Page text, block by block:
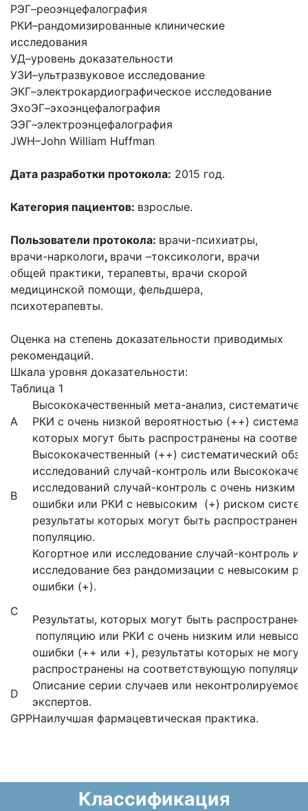
РЭГ–реоэнцефалография
РКИ–рандомизированные клинические
исследования
УД–уровень доказательности
УЗИ–ультразвуковое исследование
ЭКГ–электрокардиографическое исследование
ЭхоЭГ–эхоэнцефалография
ЭЭГ–электроэнцефалография
JWH–John William Huffman
Дата разработки протокола: 2015 год.
Категория пациентов: взрослые.
Пользователи протокола: врачи-психиатры,
врачи-наркологи, врачи –токсикологи, врачи
общей практики, терапевты, врачи скорой
медицинской помощи, фельдшера,
психотерапевты.
Оценка на степень доказательности приводимых
рекомендаций.
Шкала уровня доказательности:
Таблица 1
А
Высококачественный мета-анализ,
РКИ с очень низкой вероятностью (++)
которых могут быть распространены на
В
Высококачественный (++) систематический
исследований случай-контроль или
исследований случай-контроль с очень низким
ошибки или РКИ с невысоким (+) риском
результаты которых могут быть
популяцию.
С
Когортное или исследование случай-контроль
исследование без рандомизации с невысоким
ошибки (+).
Результаты, которых могут быть
популяцию или РКИ с очень низким или
ошибки (++ или +), результаты которых не
распространены на соответствующую
D
Описание серии случаев или неконтролируемое
экспертов.
GPPНаилучшая фармацевтическая практика.
Классификация